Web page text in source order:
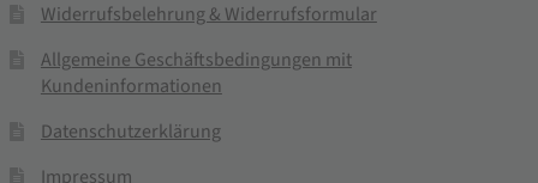
Widerrufsbelehrung & Widerrufsformular
Allgemeine Geschäftsbedingungen mit
Kundeninformationen
Datenschutzerklärung
Impressum